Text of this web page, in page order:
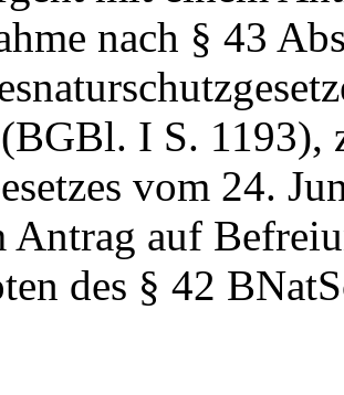
nach § 43
I S. 1193),
vom 24.
Antrag auf
des § 42